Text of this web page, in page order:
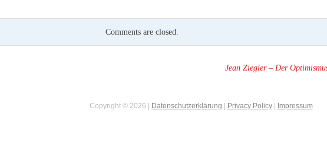
Comments are closed.
Jean Ziegler – Der
Copyright © 2026 | Datenschutzerklärung Privacy Policy| Impressum